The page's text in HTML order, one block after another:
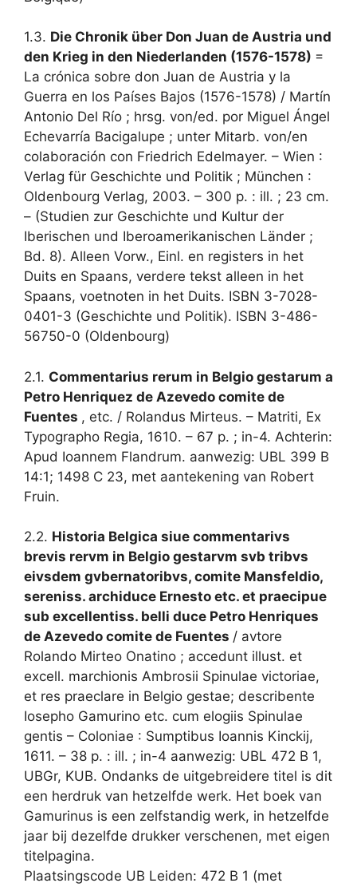
1.3. Die Chronik über Don Juan de Austria und
den Krieg in den Niederlanden (1576-1578) =
La crónica sobre don Juan de Austria y la
Guerra en los Países Bajos (1576-1578) / Martín
Antonio Del Río ; hrsg. von/ed. por Miguel Ángel
Echevarría Bacigalupe ; unter Mitarb. von/en
colaboración con Friedrich Edelmayer. – Wien :
Verlag für Geschichte und Politik ; München :
Oldenbourg Verlag, 2003. – 300 p. : ill. ; 23 cm.
– (Studien zur Geschichte und Kultur der
Iberischen und Iberoamerikanischen Länder ;
Bd. 8). Alleen Vorw., Einl. en registers in het
Duits en Spaans, verdere tekst alleen in het
Spaans, voetnoten in het Duits. ISBN 3-7028-
0401-3 (Geschichte und Politik). ISBN 3-486-
56750-0 (Oldenbourg)
2.1. Commentarius rerum in Belgio gestarum a
Petro Henriquez de Azevedo comite de
Fuentes , etc. / Rolandus Mirteus. – Matriti, Ex
Typographo Regia, 1610. – 67 p. ; in-4. Achterin:
Apud Ioannem Flandrum. aanwezig: UBL 399 B
14:1; 1498 C 23, met aantekening van Robert
Fruin.
2.2. Historia Belgica siue commentarivs
brevis rervm in Belgio gestarvm svb tribvs
eivsdem gvbernatoribvs, comite Mansfeldio,
sereniss. archiduce Ernesto etc. et praecipue
sub excellentiss. belli duce Petro Henriques
de Azevedo comite de Fuentes / avtore
Rolando Mirteo Onatino ; accedunt illust. et
excell. marchionis Ambrosii Spinulae victoriae,
et res praeclare in Belgio gestae; describente
Iosepho Gamurino etc. cum elogiis Spinulae
gentis – Coloniae : Sumptibus Ioannis Kinckij,
1611. – 38 p. : ill. ; in-4 aanwezig: UBL 472 B 1,
UBGr, KUB. Ondanks de uitgebreidere titel is dit
een herdruk van hetzelfde werk. Het boek van
Gamurinus is een zelfstandig werk, in hetzelfde
jaar bij dezelfde drukker verschenen, met eigen
titelpagina.
Plaatsingscode UB Leiden: 472 B 1 (met